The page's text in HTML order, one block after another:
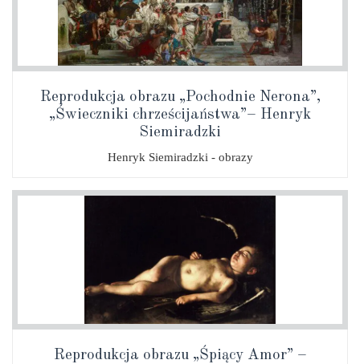
Reprodukcja obrazu „Pochodnie Nerona”,
„Świeczniki chrześcijaństwa”– Henryk
Siemiradzki
Henryk Siemiradzki - obrazy
Reprodukcja obrazu „Śpiący Amor” –